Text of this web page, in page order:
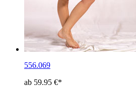
556.069
ab 59.95 €*